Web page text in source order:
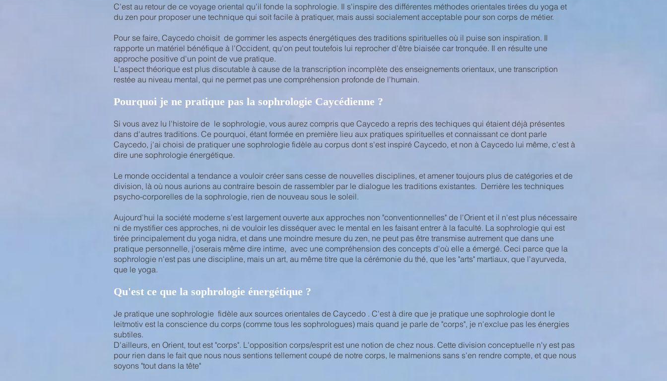
C'est au retour de ce voyage oriental qu'il fonde la sophrologie. Il s'inspire des différentes méthodes orientales tirées du yoga et
du zen pour proposer une technique qui soit facile à pratiquer, mais aussi socialement acceptable pour son corps de métier.
Pour se faire, Caycedo choisit de gommer les aspects énergétiques des traditions spirituelles où il puise son inspiration. Il
rapporte un matériel bénéfique à l'Occident, qu'on peut toutefois lui reprocher d'être biaisée car tronquée. Il en résulte une
approche positive d'un point de vue pratique.
L'aspect théorique est plus discutable à cause de la transcription incomplète des enseignements orientaux, une transcription
restée au niveau mental, qui ne permet pas une compréhension profonde de l'humain.
Pourquoi je ne pratique pas la sophrologie Caycédienne ?
Si vous avez lu l'histoire de le sophrologie, vous aurez compris que Caycedo a repris des techiques qui étaient déjà présentes
dans d'autres traditions. Ce pourquoi, étant formée en première lieu aux pratiques spirituelles et connaissant ce dont parle
Caycedo, j'ai choisi de pratiquer une sophrologie fidèle au corpus dont s'est inspiré Caycedo, et non à Caycedo lui même, c'est à
dire une sophrologie énergétique.
Le monde occidental a tendance a vouloir créer sans cesse de nouvelles disciplines, et amener toujours plus de catégories et de
division, là où nous aurions au contraire besoin de rassembler par le dialogue les traditions existantes. Derrière les techniques
psycho-corporelles de la sophrologie, rien de nouveau sous le soleil.
Aujourd'hui la société moderne s'est largement ouverte aux approches non "conventionnelles" de l'Orient et il n'est plus nécessaire
ni de mystifier ces approches, ni de vouloir les disséquer avec le mental en les faisant entrer à la faculté. La sophrologie qui est
tirée principalement du yoga nidra, et dans une moindre mesure du zen, ne peut pas être transmise autrement que dans une
pratique personnelle, j'oserais même dire intime, avec une compréhension des concepts d'où elle a émergé. Ceci parce que la
sophrologie n'est pas une discipline, mais un art, au même titre que la cérémonie du thé, que les "arts" martiaux, que l'ayurveda,
que le yoga.
Qu'est ce que la sophrologie énergétique ?
Je pratique une sophrologie fidèle aux sources orientales de Caycedo . C'est à dire que je pratique une sophrologie dont le
leitmotiv est la conscience du corps (comme tous les sophrologues) mais quand je parle de "corps", je n'exclue pas les énergies
subtiles.
D'ailleurs, en Orient, tout est "corps". L'opposition corps/esprit est une notion de chez nous. Cette division conceptuelle n'y est pas
pour rien dans le fait que nous nous sentions tellement coupé de notre corps, le malmenions sans s'en rendre compte, et que nous
soyons "tout dans la tête"